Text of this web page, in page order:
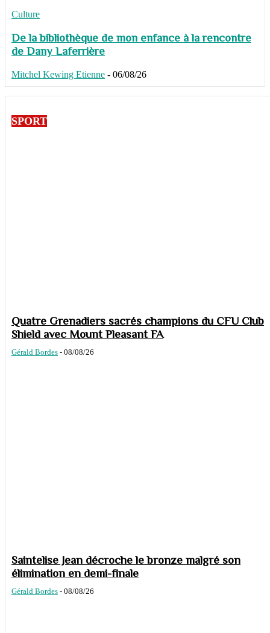
Culture
De la bibliothèque de mon enfance à la rencontre
de Dany Laferrière
Mitchel Kewing Etienne - 06/08/26
SPORT
Quatre Grenadiers sacrés champions du CFU Club
Shield avec Mount Pleasant FA
Gérald Bordes - 08/08/26
Saintelise Jean décroche le bronze malgré son
élimination en demi-finale
Gérald Bordes - 08/08/26